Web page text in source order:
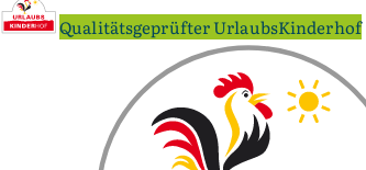
Qualitätsgeprüfter UrlaubsKinderhof